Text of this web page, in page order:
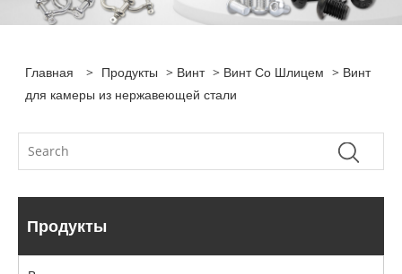
Главная > Продукты > Винт > Винт Со Шлицем > Винт
для камеры из нержавеющей стали
Продукты